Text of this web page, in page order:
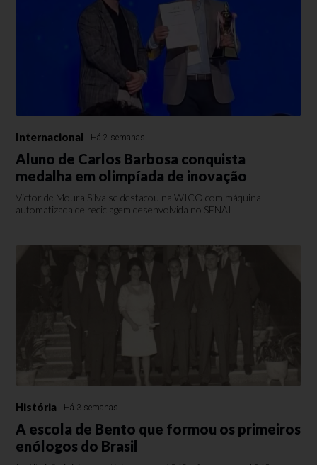
Internacional Há 2 semanas
Aluno de Carlos Barbosa conquista
medalha em olimpíada de inovação
Victor de Moura Silva se destacou na WICO com máquina
automatizada de reciclagem desenvolvida no SENAI
História Há 3 semanas
A escola de Bento que formou os primeiros
enólogos do Brasil